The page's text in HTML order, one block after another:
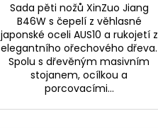
Sada pěti nožů XinZuo Jiang
B46W s čepelí z věhlasné
japonské oceli AUS10 a rukojetí z
elegantního ořechového dřeva.
Spolu s dřevěným masivním
stojanem, ocílkou a
porcovacími...